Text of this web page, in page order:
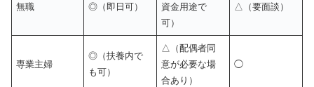
無職 ◎（即日可）
資金用途で
可）
△（要面談）
専業主婦
◎（扶養内で
も可）
△（配偶者同
意が必要な場
合あり）
◯